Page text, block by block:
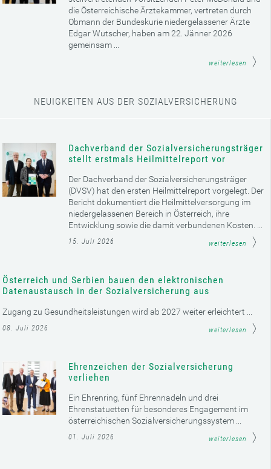
die Österreichische Ärztekammer, vertreten durch
Obmann der Bundeskurie niedergelassener Ärzte
Edgar Wutscher, haben am 22. Jänner 2026
gemeinsam ...
weiterlesen
NEUIGKEITEN AUS DER SOZIALVERSICHERUNG
Dachverband der Sozialversicherungsträger
stellt erstmals Heilmittelreport vor
Der Dachverband der Sozialversicherungsträger
(DVSV) hat den ersten Heilmittelreport vorgelegt. Der
Bericht dokumentiert die Heilmittelversorgung im
niedergelassenen Bereich in Österreich, ihre
Entwicklung sowie die damit verbundenen Kosten. ...
15. Juli 2026 weiterlesen
Österreich und Serbien bauen den elektronischen
Datenaustausch in der Sozialversicherung aus
Zugang zu Gesundheitsleistungen wird ab 2027 weiter erleichtert ...
08. Juli 2026 weiterlesen
Ehrenzeichen der Sozialversicherung
verliehen
Ein Ehrenring, fünf Ehrennadeln und drei
Ehrenstatuetten für besonderes Engagement im
österreichischen Sozialversicherungssystem ...
01. Juli 2026 weiterlesen